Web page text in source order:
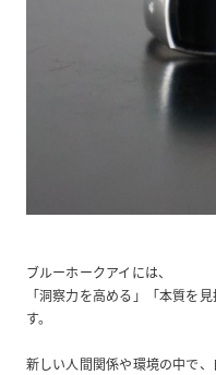
ブルーホークアイには、
「洞察力を高める」「本質を
す。
新しい人間関係や環境の中で